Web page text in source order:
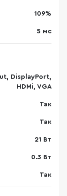
109%
5 мс
DisplayPort,
HDMi, VGA
Так
Так
21 Вт
0.3 Вт
Так